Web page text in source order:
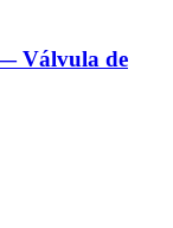
Válvula de